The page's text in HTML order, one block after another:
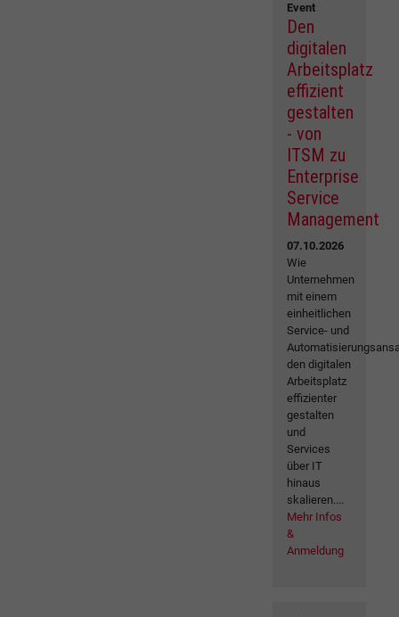
Event
Den
digitalen
Arbeitsplatz
effizient
gestalten
- von
ITSM zu
Enterprise
Service
Management
07.10.2026
Wie
Unternehmen
mit einem
einheitlichen
Service- und
den digitalen
Arbeitsplatz
effizienter
gestalten
und
Services
über IT
hinaus
skalieren....
Mehr Infos
&
Anmeldung